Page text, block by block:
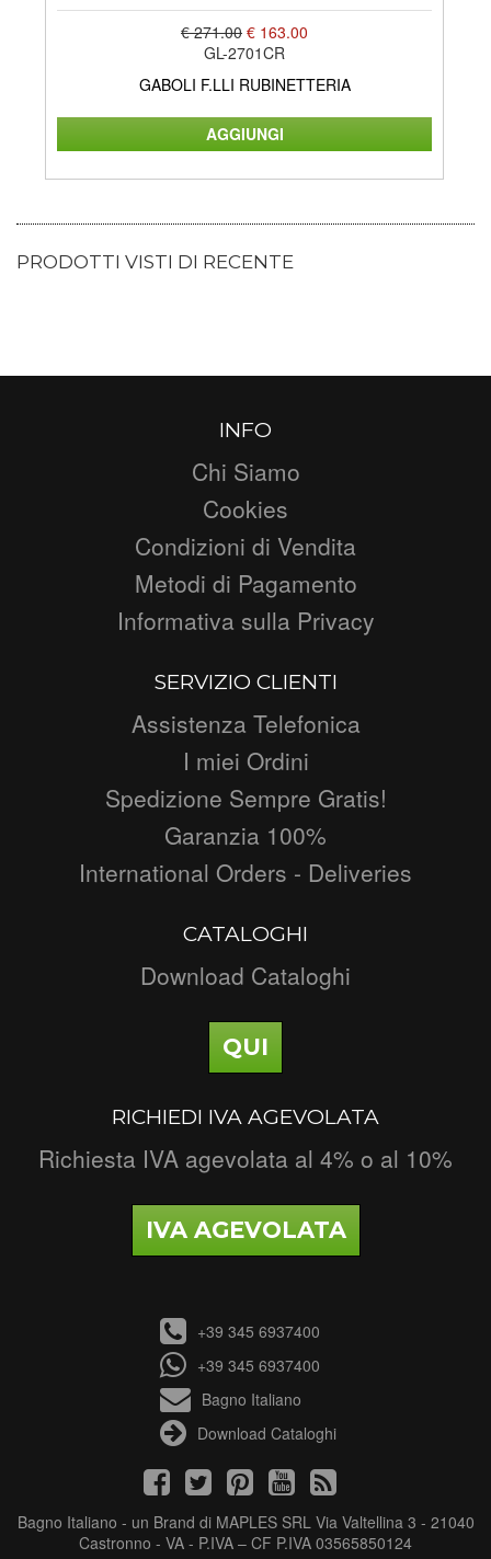
€ 271.00 € 163.00
GL-2701CR
GABOLI F.LLI RUBINETTERIA
PRODOTTI VISTI DI RECENTE
INFO
Chi Siamo
Cookies
Condizioni di Vendita
Metodi di Pagamento
Informativa sulla Privacy
SERVIZIO CLIENTI
Assistenza Telefonica
I miei Ordini
Spedizione Sempre Gratis!
Garanzia 100%
International Orders - Deliveries
CATALOGHI
Download Cataloghi
QUI
RICHIEDI IVA AGEVOLATA
Richiesta IVA agevolata al 4% o al 10%
IVA AGEVOLATA
+39 345 6937400
+39 345 6937400
Bagno Italiano
Download Cataloghi
Bagno Italiano - un Brand di MAPLES SRL Via Valtellina 3 - 21040
Castronno - VA - P.IVA – CF P.IVA 03565850124